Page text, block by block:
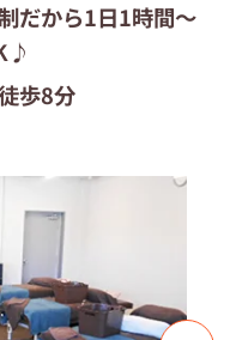
だから1日1時間～
歩8分